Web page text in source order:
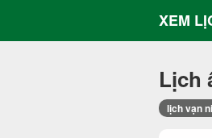
XEM
Lịch
lịch vạn